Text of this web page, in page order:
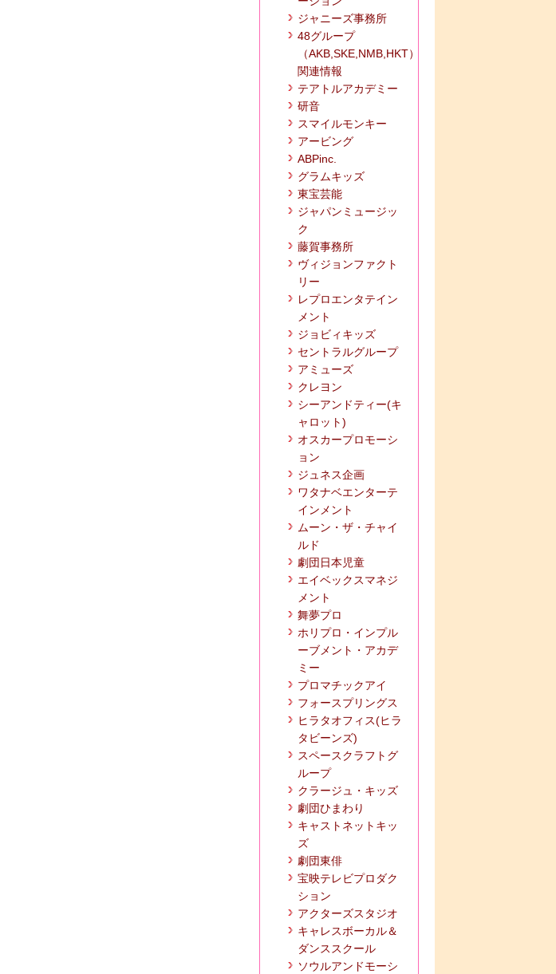
ジャニーズ事務所
48グループ
（AKB,SKE,NMB,HKT）
関連情報
テアトルアカデミー
研音
スマイルモンキー
アービング
ABPinc.
グラムキッズ
東宝芸能
ジャパンミュージッ
ク
藤賀事務所
ヴィジョンファクト
リー
レプロエンタテイン
メント
ジョビィキッズ
セントラルグループ
アミューズ
クレヨン
シーアンドティー(キ
ャロット)
オスカープロモーシ
ョン
ジュネス企画
ワタナベエンターテ
インメント
ムーン・ザ・チャイ
ルド
劇団日本児童
エイベックスマネジ
メント
舞夢プロ
ホリプロ・インプル
ーブメント・アカデ
ミー
プロマチックアイ
フォースプリングス
ヒラタオフィス(ヒラ
タビーンズ)
スペースクラフトグ
ループ
クラージュ・キッズ
劇団ひまわり
キャストネットキッ
ズ
劇団東俳
宝映テレビプロダク
ション
アクターズスタジオ
キャレスボーカル＆
ダンススクール
ソウルアンドモーシ